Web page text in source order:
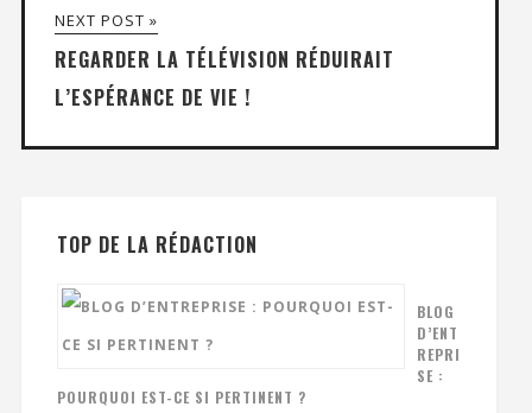
NEXT POST »
REGARDER LA TÉLÉVISION RÉDUIRAIT
L’ESPÉRANCE DE VIE !
TOP DE LA RÉDACTION
BLOG
D’ENT
REPRI
SE :
POURQUOI EST-CE SI PERTINENT ?